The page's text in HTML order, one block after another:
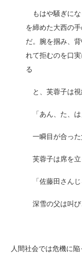
もはや騒ぎに
を締めた大西の
だ。腕を掴み、
れて拒むのを口
る
と、芙蓉子は視
「あん、た、は
一瞬目が合った
芙蓉子は席を立
「佐藤田さんじ
深雪の父は叫び
人間社会では危機に